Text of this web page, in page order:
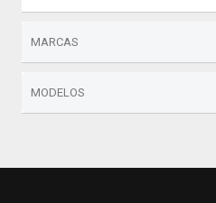
MARCAS
MODELOS